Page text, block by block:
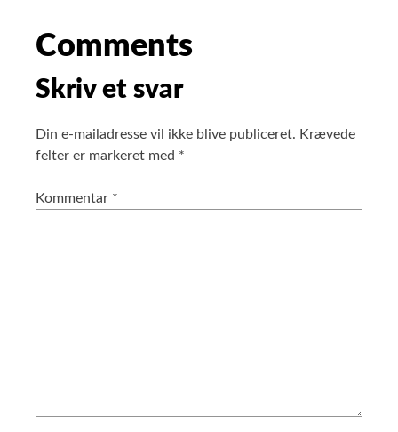
Comments
Skriv et svar
Din e-mailadresse vil ikke blive publiceret. Krævede
felter er markeret med *
Kommentar *